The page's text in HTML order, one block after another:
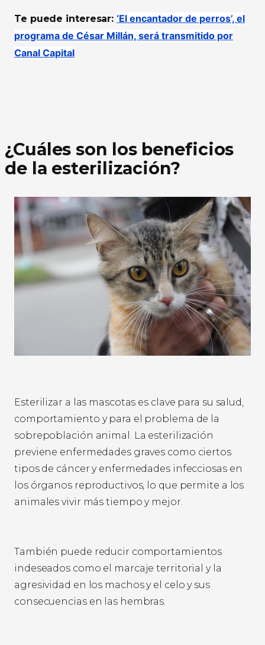
Te puede interesar: ‘El encantador de perros’, el
programa de César Millán, será transmitido por
Canal Capital
¿Cuáles son los beneficios
de la esterilización?
Esterilizar a las mascotas es clave para su salud,
comportamiento y para el problema de la
sobrepoblación animal. La esterilización
previene enfermedades graves como ciertos
tipos de cáncer y enfermedades infecciosas en
los órganos reproductivos, lo que permite a los
animales vivir más tiempo y mejor.
También puede reducir comportamientos
indeseados como el marcaje territorial y la
agresividad en los machos y el celo y sus
consecuencias en las hembras.